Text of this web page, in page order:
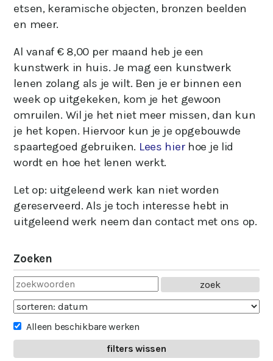
etsen, keramische objecten, bronzen beelden
en meer.
Al vanaf € 8,00 per maand heb je een
kunstwerk in huis. Je mag een kunstwerk
lenen zolang als je wilt. Ben je er binnen een
week op uitgekeken, kom je het gewoon
omruilen. Wil je het niet meer missen, dan kun
je het kopen. Hiervoor kun je je opgebouwde
spaartegoed gebruiken. Lees hierhoe je lid
wordt en hoe het lenen werkt.
Let op: uitgeleend werk kan niet worden
gereserveerd. Als je toch interesse hebt in
uitgeleend werk neem dan contact met ons op.
Zoeken
zoek
Alleen beschikbare werken
filters wissen